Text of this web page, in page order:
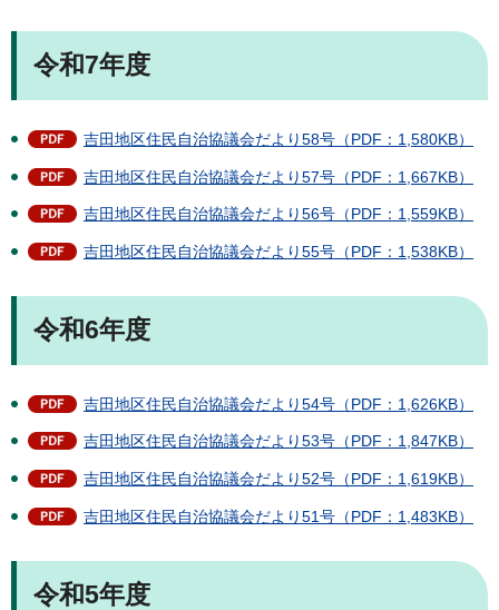
令和7年度
吉田地区住民自治協議会だより58号（PDF：1,580KB）
吉田地区住民自治協議会だより57号（PDF：1,667KB）
吉田地区住民自治協議会だより56号（PDF：1,559KB）
吉田地区住民自治協議会だより55号（PDF：1,538KB）
令和6年度
吉田地区住民自治協議会だより54号（PDF：1,626KB）
吉田地区住民自治協議会だより53号（PDF：1,847KB）
吉田地区住民自治協議会だより52号（PDF：1,619KB）
吉田地区住民自治協議会だより51号（PDF：1,483KB）
令和5年度